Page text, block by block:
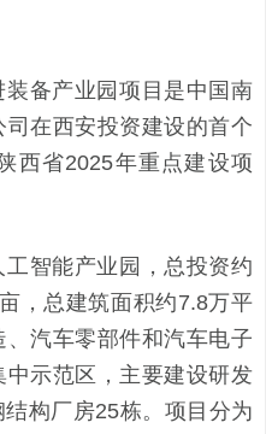
备产业园项目是中国南
在西安投资建设的首个
西省2025年重点建设项
智能产业园，总投资约
，总建筑面积约7.8万平
汽车零部件和汽车电子
示范区，主要建设研发
构厂房25栋。项目分为